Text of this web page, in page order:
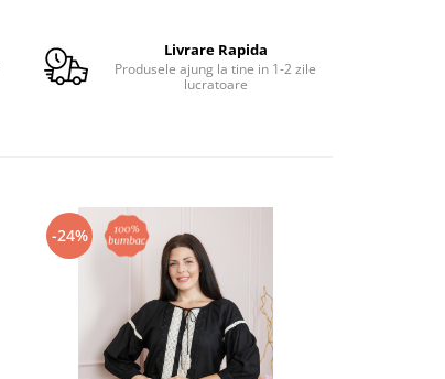
Livrare Rapida
Produsele ajung la tine in 1-2 zile
lucratoare
-24%